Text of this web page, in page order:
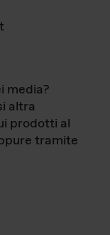
media?
altra
prodotti al
tramite